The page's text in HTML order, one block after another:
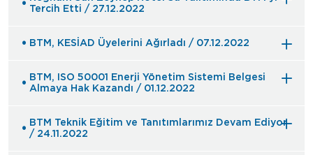
Tercih Etti / 27.12.2022
BTM, KESİAD Üyelerini Ağırladı / 07.12.2022
BTM, ISO 50001 Enerji Yönetim Sistemi Belgesi
Almaya Hak Kazandı / 01.12.2022
BTM Teknik Eğitim ve Tanıtımlarımız Devam Ediyor
/ 24.11.2022